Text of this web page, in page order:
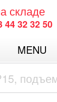
складе
44 32 32 50
MENU